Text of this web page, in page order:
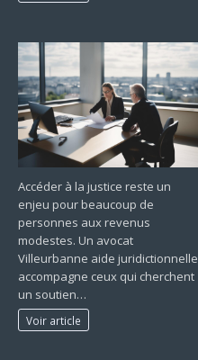
Accéder à la justice reste un
enjeu pour beaucoup de
personnes aux revenus
modestes. Un avocat
Villeurbanne aide juridictionnelle
accompagne ceux qui cherchent
un soutien…
Voir article